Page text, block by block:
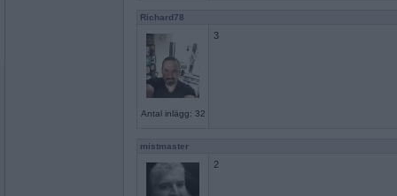
Richard78
Antal inlägg: 32
3
mistmaster
2